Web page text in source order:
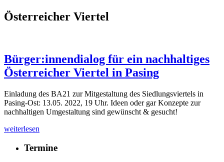
Österreicher Viertel
Bürger:innendialog für ein nachhaltiges
Österreicher Viertel in Pasing
Einladung des BA21 zur Mitgestaltung des Siedlungsviertels in
Pasing-Ost: 13.05. 2022, 19 Uhr. Ideen oder gar Konzepte zur
nachhaltigen Umgestaltung sind gewünscht & gesucht!
weiterlesen
Termine